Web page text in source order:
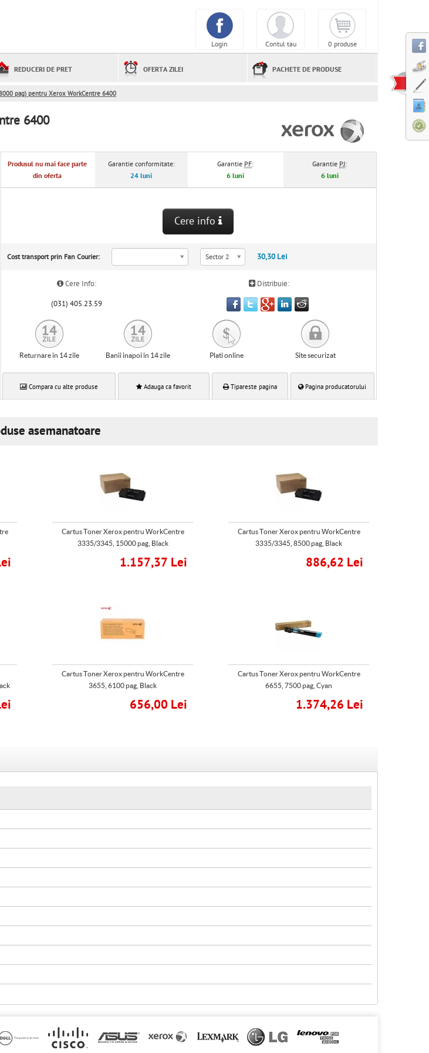
0 produse
Contul tau
Login
REDUCERI DE PRET OFERTA ZILEI PACHETE DE PRODUSE
pag) pentru Xerox WorkCentre 6400
6400
Produsul nu mai face parte
din oferta
Garantie conformitate:
24 luni
Garantie PF:
6 luni
Garantie PJ:
6 luni
Cere info
Cost transport prin Fan Courier: Sector 2 30,30 Lei
Cere Info: Distribuie:
(031) 405.23.59
Returnare in 14 zile Banii inapoi in 14 zile Plati online Site securizat
Compara cu alte produse Adauga ca favorit Tipareste pagina Pagina producatorului
asemanatoare
Cartus Toner Xerox pentru WorkCentre
3335/3345, 15000 pag, Black
1.157,37 Lei
Cartus Toner Xerox pentru WorkCentre
3335/3345, 8500 pag, Black
886,62 Lei
Cartus Toner Xerox pentru WorkCentre
3655, 6100 pag, Black
656,00 Lei
Cartus Toner Xerox pentru WorkCentre
6655, 7500 pag, Cyan
1.374,26 Lei